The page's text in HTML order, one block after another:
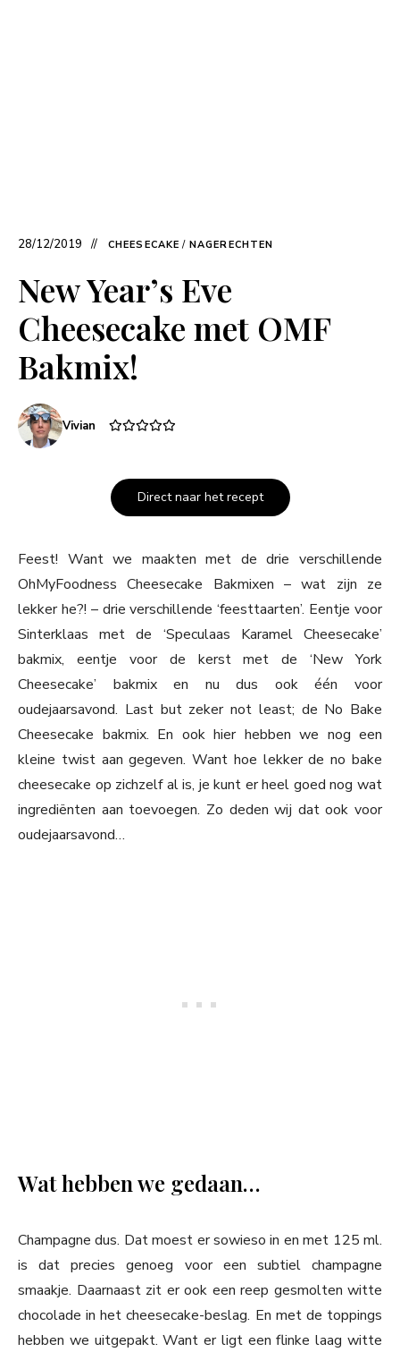
28/12/2019 CHEESECAKE / NAGERECHTEN
New Year’s Eve
Cheesecake met OMF
Bakmix!
Vivian
Direct naar het recept
Feest! Want we maakten met de drie verschillende
OhMyFoodness Cheesecake Bakmixen – wat zijn ze
lekker he?! – drie verschillende ‘feesttaarten’. Eentje voor
Sinterklaas met de ‘Speculaas Karamel Cheesecake’
bakmix, eentje voor de kerst met de ‘New York
Cheesecake’ bakmix en nu dus ook één voor
oudejaarsavond. Last but zeker not least; de No Bake
Cheesecake bakmix. En ook hier hebben we nog een
kleine twist aan gegeven. Want hoe lekker de no bake
cheesecake op zichzelf al is, je kunt er heel goed nog wat
ingrediënten aan toevoegen. Zo deden wij dat ook voor
oudejaarsavond…
Wat hebben we gedaan…
Champagne dus. Dat moest er sowieso in en met 125 ml.
is dat precies genoeg voor een subtiel champagne
smaakje. Daarnaast zit er ook een reep gesmolten witte
chocolade in het cheesecake-beslag. En met de toppings
hebben we uitgepakt. Want er ligt een flinke laag witte